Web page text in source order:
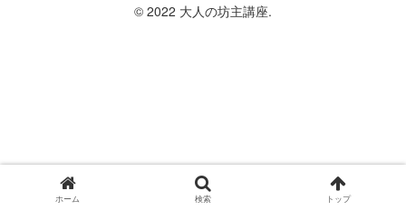
© 2022 大人の坊主講座.
ホーム 検索 トップ